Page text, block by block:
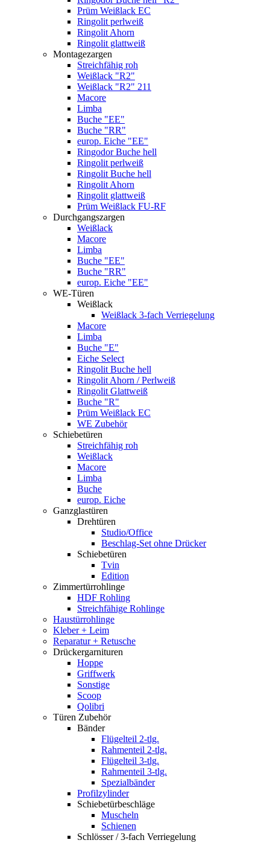
Prüm Weißlack EC
Ringolit perlweiß
Ringolit Ahorn
Ringolit glattweiß
Montagezargen
Streichfähig roh
Weißlack "R2"
Weißlack "R2" 211
Macore
Limba
Buche "EE"
Buche "RR"
europ. Eiche "EE"
Ringodor Buche hell
Ringolit perlweiß
Ringolit Buche hell
Ringolit Ahorn
Ringolit glattweiß
Prüm Weißlack FU-RF
Durchgangszargen
Weißlack
Macore
Limba
Buche "EE"
Buche "RR"
europ. Eiche "EE"
WE-Türen
Weißlack
Weißlack 3-fach Verriegelung
Macore
Limba
Buche "E"
Eiche Select
Ringolit Buche hell
Ringolit Ahorn / Perlweiß
Ringolit Glattweiß
Buche "R"
Prüm Weißlack EC
WE Zubehör
Schiebetüren
Streichfähig roh
Weißlack
Macore
Limba
Buche
europ. Eiche
Ganzglastüren
Drehtüren
Studio/Office
Beschlag-Set ohne Drücker
Schiebetüren
Tvin
Edition
Zimmertürrohlinge
HDF Rohling
Streichfähige Rohlinge
Haustürrohlinge
Kleber + Leim
Reparatur + Retusche
Drückergarnituren
Hoppe
Griffwerk
Sonstige
Scoop
Qolibri
Türen Zubehör
Bänder
Flügelteil 2-tlg.
Rahmenteil 2-tlg.
Flügelteil 3-tlg.
Rahmenteil 3-tlg.
Spezialbänder
Profilzylinder
Schiebetürbeschläge
Muscheln
Schienen
Schlösser / 3-fach Verriegelung